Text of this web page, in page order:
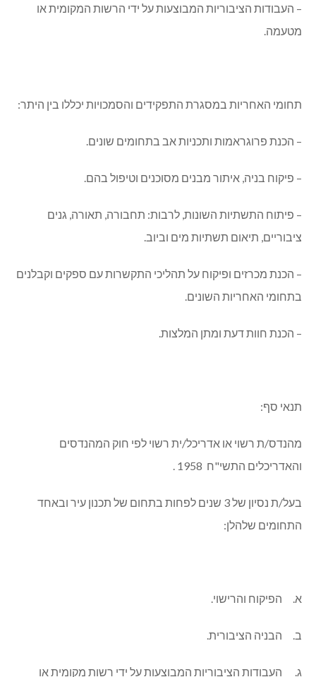
– העבודות הציבוריות המבוצעות על ידי הרשות המקומית או
מטעמה.
תחומי האחריות במסגרת התפקידים והסמכויות יכללו בין היתר:
– הכנת פרוגראמות ותכניות אב בתחומים שונים.
– פיקוח בניה, איתור מבנים מסוכנים וטיפול בהם.
– פיתוח התשתיות השונות, לרבות: תחבורה, תאורה, גנים
ציבוריים, תיאום תשתיות מים וביוב.
– הכנת מכרזים ופיקוח על תהליכי התקשרות עם ספקים וקבלנים
בתחומי האחריות השונים.
– הכנת חוות דעת ומתן המלצות.
תנאי סף:
מהנדס/ת רשוי או אדריכל/ית רשוי לפי חוק המהנדסים
והאדריכלים התשי"ח 1958 .
בעל/ת נסיון של 3 שנים לפחות בתחום של תכנון עיר ובאחד
התחומים שלהלן:
א. הפיקוח והרישוי.
ב. הבניה הציבורית.
ג. העבודות הציבוריות המבוצעות על ידי רשות מקומית או